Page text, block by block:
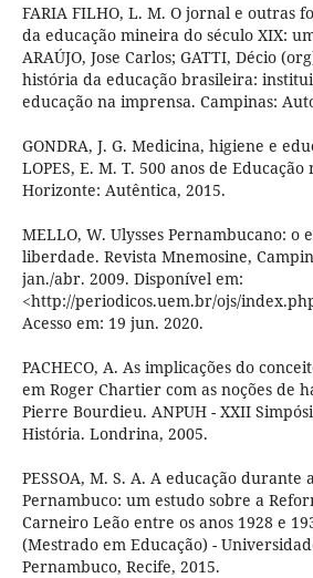
FARIA FILHO, L. M. O jornal e outras
da educação mineira do século XIX:
ARAÚJO, Jose Carlos; GATTI, Décio
história da educação brasileira:
educação na imprensa. Campinas:
GONDRA, J. G. Medicina, higiene e
LOPES, E. M. T. 500 anos de
Horizonte: Autêntica, 2015.
MELLO, W. Ulysses Pernambucano: o
liberdade. Revista Mnemosine,
jan./abr. 2009. Disponível em:
<http://periodicos.uem.br/ojs/
Acesso em: 19 jun. 2020.
PACHECO, A. As implicações do
em Roger Chartier com as noções de
Pierre Bourdieu. ANPUH - XXII
História. Londrina, 2005.
PESSOA, M. S. A. A educação
Pernambuco: um estudo sobre a
Carneiro Leão entre os anos 1928 e
(Mestrado em Educação) -
Pernambuco, Recife, 2015.